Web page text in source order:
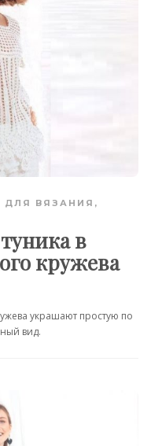
ДЛЯ ВЯЗАНИЯ ,
в
кружева
украшают простую по
вид.